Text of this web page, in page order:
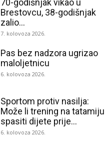
70-godišnjak vikao u
Brestovcu, 38-godišnjak
zalio...
7. kolovoza 2026.
Pas bez nadzora ugrizao
maloljetnicu
6. kolovoza 2026.
Sportom protiv nasilja:
Može li trening na tatamiju
spasiti dijete prije...
6. kolovoza 2026.